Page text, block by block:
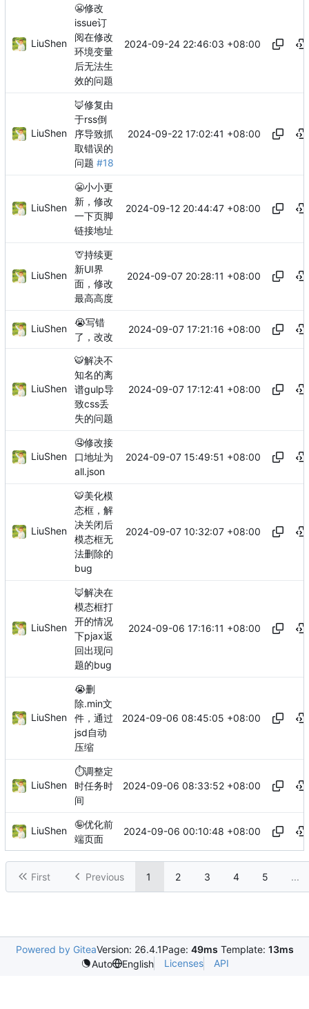
LiuShen
😬修改
issue订
阅在修改
环境变量
后无法生
效的问题
2024-09-24 22:46:03 +08:00
LiuShen
🦊修复由
于rss倒
序导致抓
取错误的
问题 #18
2024-09-22 17:02:41 +08:00
LiuShen
😬小小更
新，修改
一下页脚
链接地址
2024-09-12 20:44:47 +08:00
LiuShen
🦒持续更
新UI界
面，修改
最高高度
2024-09-07 20:28:11 +08:00
LiuShen
😭写错
了，改改
2024-09-07 17:21:16 +08:00
LiuShen
🐯解决不
知名的离
谱gulp导
致css丢
失的问题
2024-09-07 17:12:41 +08:00
LiuShen
🤤修改接
口地址为
all.json
2024-09-07 15:49:51 +08:00
LiuShen
🐯美化模
态框，解
决关闭后
模态框无
法删除的
bug
2024-09-07 10:32:07 +08:00
LiuShen
🦊解决在
模态框打
开的情况
下pjax返
回出现问
题的bug
2024-09-06 17:16:11 +08:00
LiuShen
😭删
除.min文
件，通过
jsd自动
压缩
2024-09-06 08:45:05 +08:00
LiuShen
⏱️调整定
时任务时
间
2024-09-06 08:33:52 +08:00
LiuShen
🤪优化前
端页面
2024-09-06 00:10:48 +08:00
First Previous 1 2 3 4 5 ...
Powered by GiteaVersion: 26.4.1Page: 49ms Template: 13ms
Auto
English Licenses API